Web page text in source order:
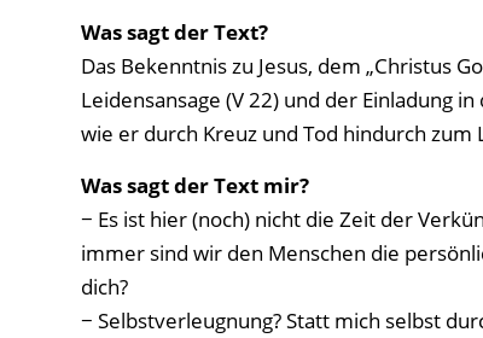
Was sagt der Text?
Das Bekenntnis zu Jesus, dem „Christus
Leidensansage (V 22) und der Einladung
wie er durch Kreuz und Tod hindurch zum
Was sagt der Text mir?
− Es ist hier (noch) nicht die Zeit der
immer sind wir den Menschen die
dich?
− Selbstverleugnung? Statt mich selbst